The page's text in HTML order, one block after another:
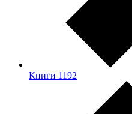
Книги 1192